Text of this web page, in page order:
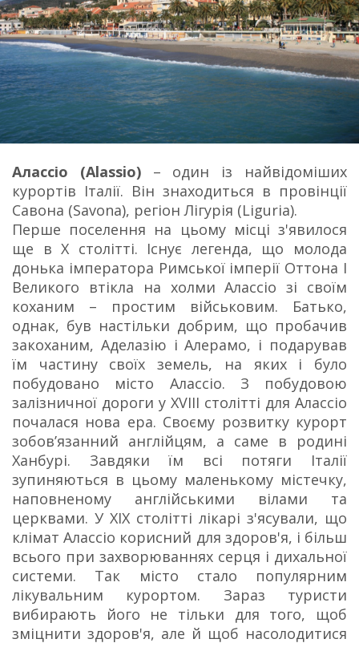
Алассіо (Alassio)– один із найвідоміших
курортів Італії. Він знаходиться в провінції
Савона (Savona), регіон Лігурія (Liguria).
Перше поселення на цьому місці з'явилося
ще в X столітті. Існує легенда, що молода
донька імператора Римської імперії Оттона I
Великого втікла на холми Алассіо зі своїм
коханим – простим військовим. Батько,
однак, був настільки добрим, що пробачив
закоханим, Аделазію і Алерамо, і подарував
їм частину своїх земель, на яких і було
побудовано місто Алассіо. З побудовою
залізничної дороги у XVIII столітті для Алассіо
почалася нова ера. Своєму розвитку курорт
зобов’язанний англійцям, а саме в родині
Ханбурі. Завдяки їм всі потяги Італії
зупиняються в цьому маленькому містечку,
наповненому англійськими вілами та
церквами. У XIX столітті лікарі з'ясували, що
клімат Алассіо корисний для здоров'я, і більш
всього при захворюваннях серця і дихальної
системи. Так місто стало популярним
лікувальним курортом. Зараз туристи
вибирають його не тільки для того, щоб
зміцнити здоров'я, але й щоб насолодитися